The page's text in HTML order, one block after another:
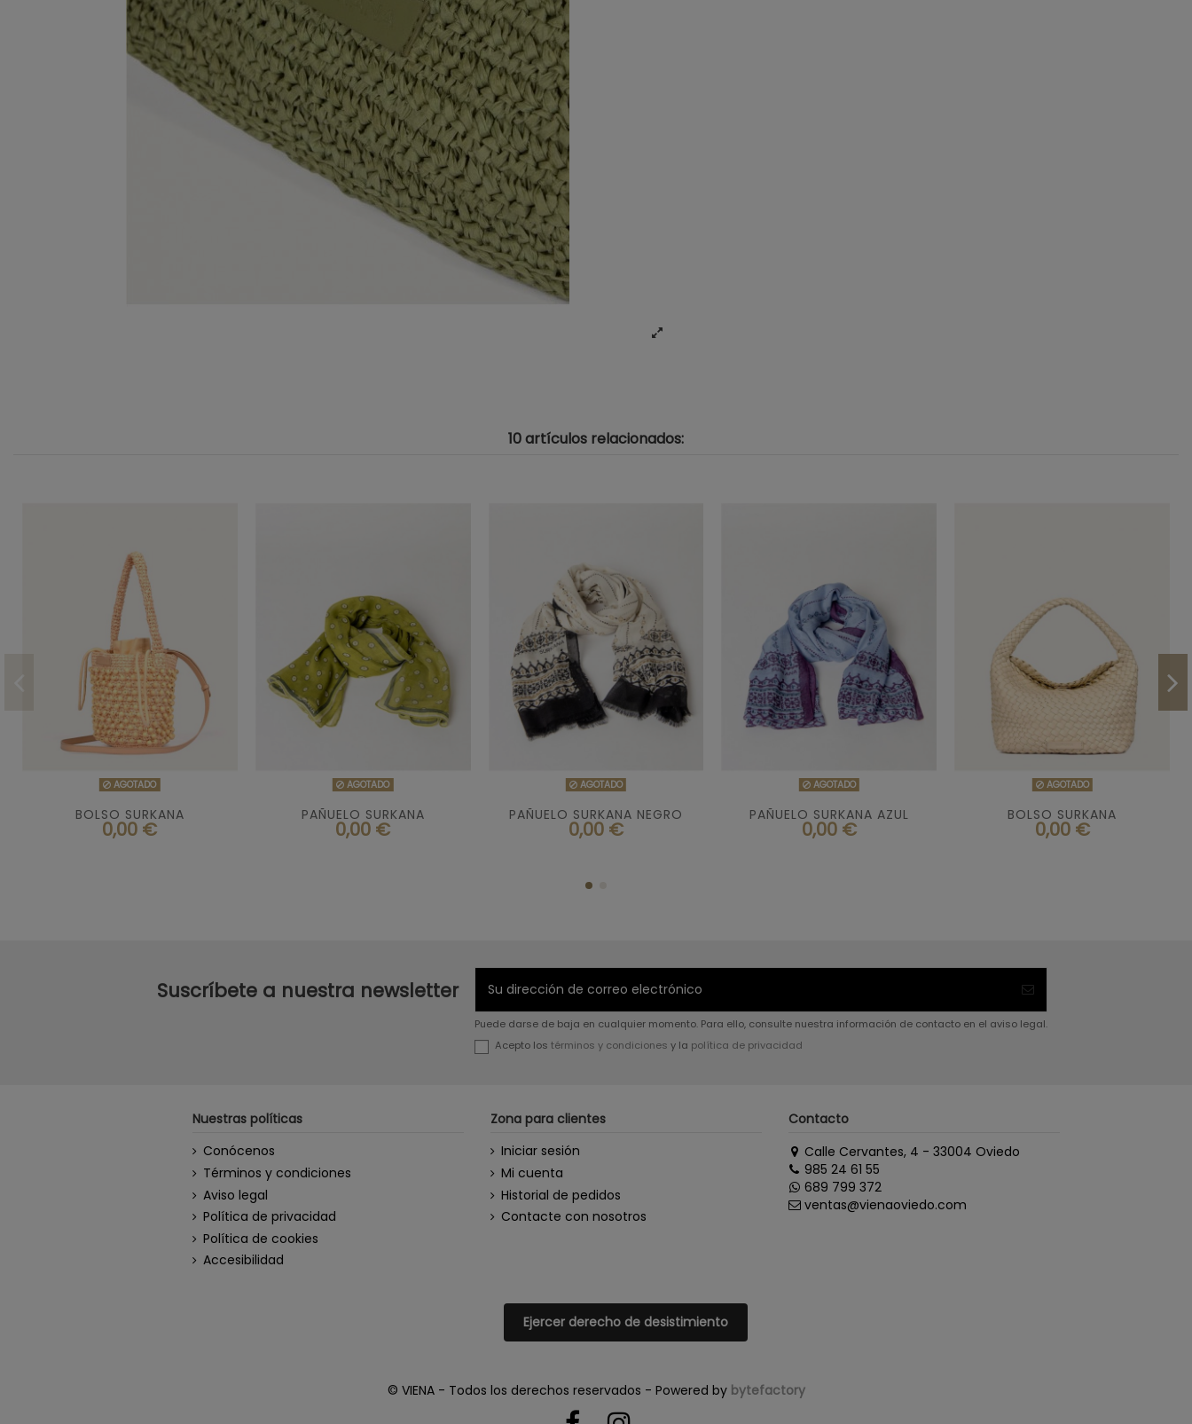
10 artículos relacionados:
AGOTADO
BOLSO SURKANA
0,00 €
AGOTADO AGOTADO
PAÑUELO SURKANA
0,00 €
AGOTADO AGOTADO
PAÑUELO SURKANA NEGRO
0,00 €
AGOTADO AGOTADO
PAÑUELO SURKANA AZUL
0,00 €
AGOTADO AGOTADO
BOLSO SURKANA
0,00 €
AGOTADO
Suscríbete a nuestra newsletter
Puede darse de baja en cualquier momento. Para ello, consulte nuestra información de contacto en el aviso legal.
Acepto los términos y condiciones y la política de privacidad
Nuestras políticas
Conócenos
Términos y condiciones
Aviso legal
Política de privacidad
Política de cookies
Accesibilidad
Zona para clientes
Iniciar sesión
Mi cuenta
Historial de pedidos
Contacte con nosotros
Contacto
Calle Cervantes, 4 - 33004 Oviedo
985 24 61 55
689 799 372
ventas@vienaoviedo.com
Ejercer derecho de desistimiento
© VIENA - Todos los derechos reservados - Powered by bytefactory